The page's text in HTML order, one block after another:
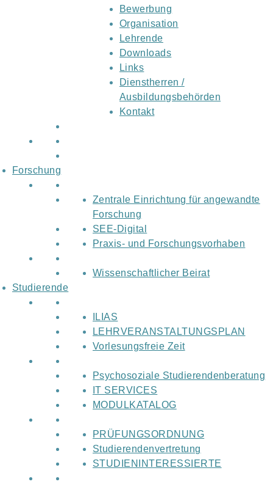
Bewerbung
Organisation
Lehrende
Downloads
Links
Dienstherren /
Ausbildungsbehörden
Kontakt
Forschung
Zentrale Einrichtung für angewandte
Forschung
SEE-Digital
Praxis- und Forschungsvorhaben
Wissenschaftlicher Beirat
Studierende
ILIAS
LEHRVERANSTALTUNGSPLAN
Vorlesungsfreie Zeit
Psychosoziale Studierendenberatung
IT SERVICES
MODULKATALOG
PRÜFUNGSORDNUNG
Studierendenvertretung
STUDIENINTERESSIERTE